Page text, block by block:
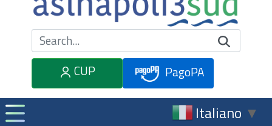
Cerca nel sito
CUP
PagoPA
Italiano ▼